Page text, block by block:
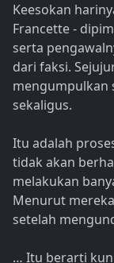
Keesokan
Francette -
serta
dari faksi.
mengumpulkan
sekaligus.
Itu adalah
tidak akan
melakukan
Menurut
setelah
… Itu berarti